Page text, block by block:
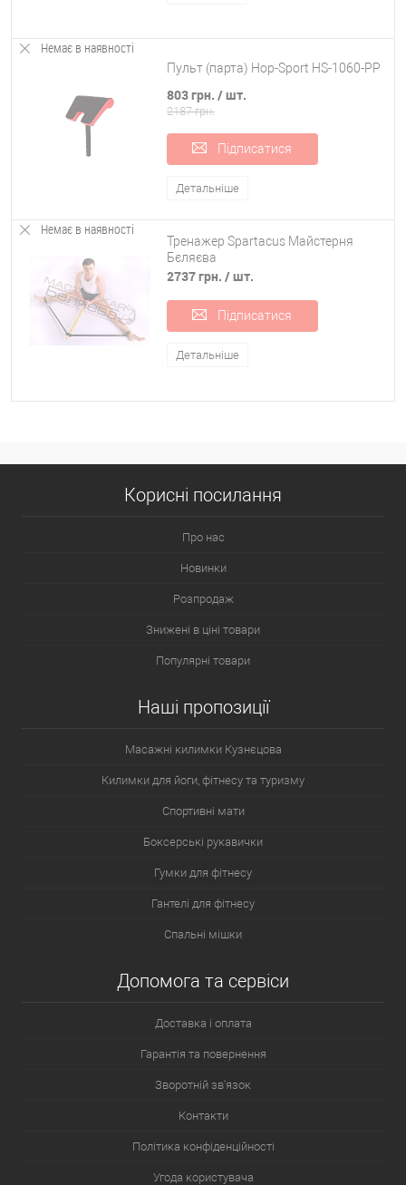
Немає в наявності
Пульт (парта) Hop-Sport HS-1060-PP
803 грн. / шт.
2187 грн.
Підписатися
Детальніше
Немає в наявності
Тренажер Spartacus Майстерня
Бєляєва
2737 грн. / шт.
Підписатися
Детальніше
Корисні посилання
Про нас
Новинки
Розпродаж
Знижені в ціні товари
Популярні товари
Наші пропозиції
Масажні килимки Кузнєцова
Килимки для йоги, фітнесу та туризму
Спортивні мати
Боксерські рукавички
Гумки для фітнесу
Гантелі для фітнесу
Спальні мішки
Допомога та сервіси
Доставка і оплата
Гарантія та повернення
Зворотній зв'язок
Контакти
Політика конфіденційності
Угода користувача